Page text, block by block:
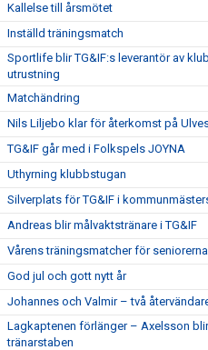
Kallelse till årsmötet
Inställd träningsmatch
Sportlife blir TG&IF:s leverantör av
utrustning
Matchändring
Nils Liljebo klar för återkomst på
TG&IF går med i Folkspels JOYNA
Uthyrning klubbstugan
Silverplats för TG&IF i
Andreas blir målvaktstränare i TG&IF
Vårens träningsmatcher för
God jul och gott nytt år
Johannes och Valmir – två
Lagkaptenen förlänger – Axelsson
tränarstaben